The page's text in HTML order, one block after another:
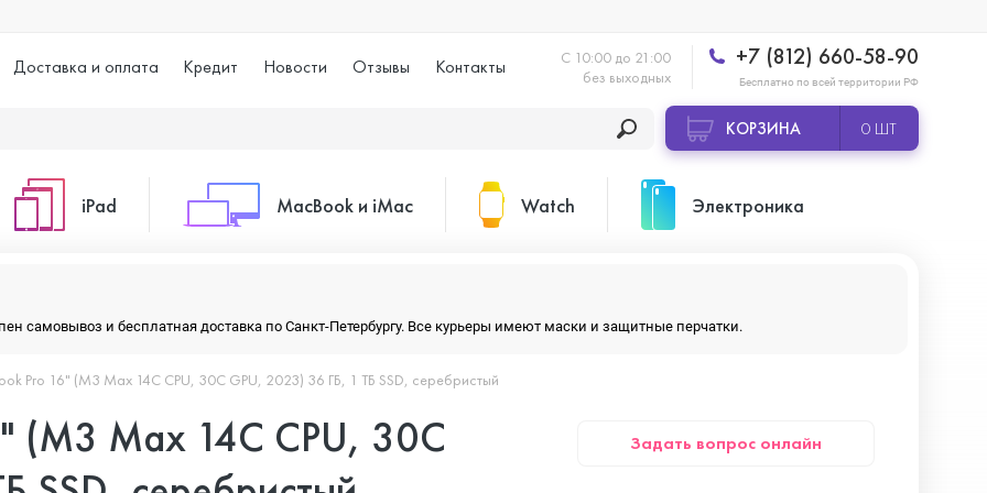
Доставка и оплата Кредит Новости Отзывы Контакты
С 10:00 до 21:00
без выходных
+7 (812) 660-58-90
Бесплатно по всей территории РФ
КОРЗИНА 0 ШТ
iPad
iPad 10.9 (2022)
iPad Air (2020)
MacBook и iMac
Macbook Air
Macbook Pro
Watch Электроника
самовывоз и бесплатная доставка по Санкт-Петербургу. Все курьеры имеют маски и защитные перчатки.
Pro 16" (M3 Max 14C CPU, 30C GPU, 2023) 36 ГБ, 1 ТБ SSD, серебристый
(M3 Max 14C CPU, 30C
Задать вопрос онлайн